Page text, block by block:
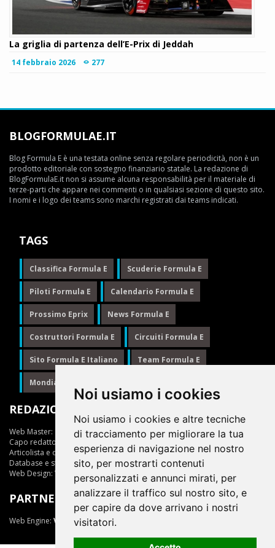
Noi usiamo i cookies
Noi usiamo i cookies e altre tecniche
di tracciamento per migliorare la tua
esperienza di navigazione nel nostro
sito, per mostrarti contenuti
personalizzati e annunci mirati, per
analizzare il traffico sul nostro sito, e
per capire da dove arrivano i nostri
visitatori.
La griglia di partenza dell’E-Prix di Jeddah
14 febbraio 2026 277
BLOGFORMULAE.IT
Blog Formula E è una testata online senza regolare periodicità, non è un
prodotto editoriale con sostegno finanziario statale. La redazione di
BlogFormulaE.it non si assume alcuna responsabilità per il materiale di
terze-parti che appare nei commenti o in qualsiasi sezione di questo sito.
I nomi e i logo dei teams sono marchi registrati dai teams indicati.
TAGS
Classifica Formula E Scuderie Formula E
Piloti Formula E Calendario Formula E
Prossimo Eprix News Formula E
Costruttori Formula E Circuiti Formula E
Sito Formula E Italiano Team Formula E
Mondiale Formula E
REDAZIONE
Web Master:
Ing.Daniele Muscarella
Capo redattore:
Articolista e opinionista:Giuseppe Cianci
Database e statistiche:Marcella Toschi
Web Design: Vittorio Arena
PARTNER
Web Engine: ViDa 3.0